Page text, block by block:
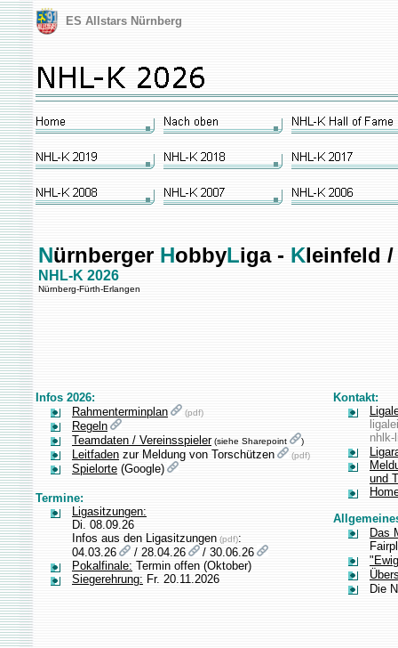
ES Allstars Nürnberg
Nürnberger HobbyLiga - Kleinfeld
NHL-K 2026
Nürnberg-Fürth-Erlangen
Infos 2026:
Rahmenterminplan
(pdf)
Regeln
Teamdaten / Vereinsspieler (siehe Sharepoint )
Leitfaden zur Meldung von Torschützen (pdf)
Spielorte (Google)
Termine:
Ligasitzungen:
Di. 08.09.26
Infos aus den Ligasitzungen (pdf):
04.03.26
/ 28.04.26
/ 30.06.26
Pokalfinale: Termin offen (Oktober)
Siegerehrung: Fr. 20.11.2026
Kontakt:
nhlk-
und
Das
Die